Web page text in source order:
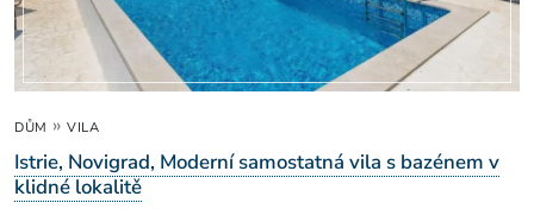
DŮM » VILA
Istrie, Novigrad, Moderní samostatná vila s bazénem v
klidné lokalitě